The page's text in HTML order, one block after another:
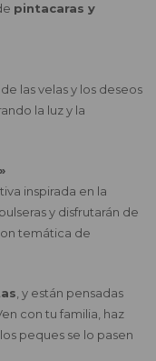
pintacaras y
las velas y los deseos
la luz y la
inspirada en la
y disfrutarán de
temática de
, y están pensadas
con tu familia, haz
peques se lo pasen